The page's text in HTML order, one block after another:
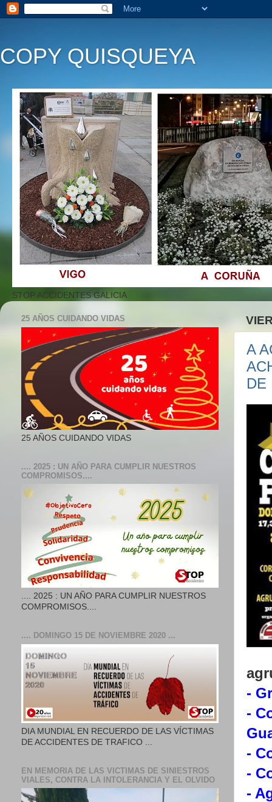
COPY QUISQUEYA
STOP ACCIDENTES GALICIA
A
DE
-
-
-
-
-
25 AÑOS CUIDANDO VIDAS
25 AÑOS CUIDANDO VIDAS
.... 2025 : UN AÑO PARA CUMPLIR NUESTROS
COMPROMISOS....
.... 2025 : UN AÑO PARA CUMPLIR NUESTROS
COMPROMISOS....
.... DOMINGO 15 DE NOVIEMBRE 2020 ...
DIA MUNDIAL EN RECUERDO DE LAS VÍCTIMAS
DE ACCIDENTES DE TRAFICO ...
EN MEMORIA DE LAS VICTIMAS DE SINIESTROS
VIALES, CONTRA LA INTOLERANCIA Y EL OLVIDO